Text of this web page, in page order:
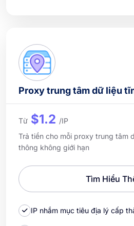
Proxy trung tâm dữ liệu
Từ $1.2 /IP
Trả tiền cho mỗi proxy trung tâm
thông không giới hạn
Tìm Hiểu
IP nhắm mục tiêu địa lý cấp